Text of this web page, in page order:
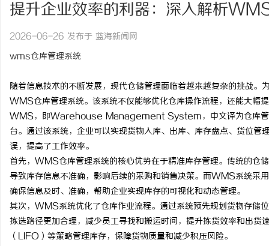
提升企业效率的利器：深入解析
2026-06-26 发布于 蓝海新闻网
wms仓库管理系统
随着信息技术的不断发展，现代仓储管理面临着越来越复杂的挑战
WMS仓库管理系统。该系统不仅能够优化仓库操作流程，还能大幅
WMS，即Warehouse Management System，中文译为仓库管
台。通过该系统，企业可以实现货物入库、出库、库存盘点、货位
误，提高了工作效率。
首先，WMS仓库管理系统的核心优势在于精准库存管理。传统的仓
导致库存信息不准确，影响后续的采购和销售决策。而WMS系统采
确保信息及时、准确，帮助企业实现库存的可视化和动态管理。
其次，WMS系统优化了仓库作业流程。通过系统预先规划货物存储
拣选路径更加合理，减少员工寻找和搬运时间，提升拣货效率和出
（LIFO）等策略管理库存，保障货物质量和减少积压风险。